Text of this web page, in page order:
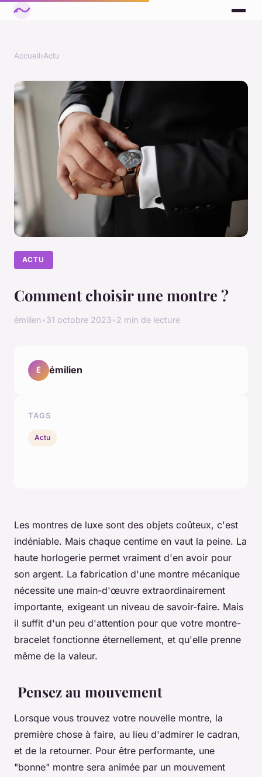
Accueil›Actu
ACTU
Comment choisir une montre ?
émilien•31 octobre 2023•2 min de lecture
Les montres de luxe sont des objets coûteux, c'est
indéniable. Mais chaque centime en vaut la peine. La
haute horlogerie permet vraiment d'en avoir pour
son argent. La fabrication d'une montre mécanique
nécessite une main-d'œuvre extraordinairement
importante, exigeant un niveau de savoir-faire. Mais
il suffit d'un peu d'attention pour que votre montre-
bracelet fonctionne éternellement, et qu'elle prenne
même de la valeur.
Pensez au mouvement
Lorsque vous trouvez votre nouvelle montre, la
première chose à faire, au lieu d'admirer le cadran,
et de la retourner. Pour être performante, une
"bonne" montre sera animée par un mouvement
É émilien
TAGS
Actu